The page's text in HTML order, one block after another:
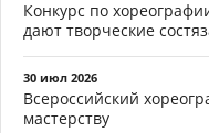
Конкурс по
дают творческие
30 июл 2026
Всероссийский
мастерству